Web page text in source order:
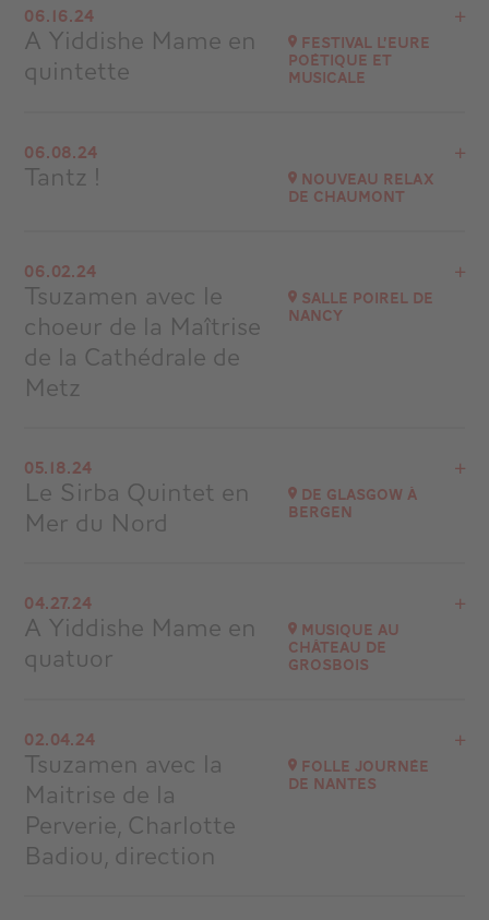
Théâtre des Abesses - Paris
at 20H30
Go to site
06.16.24
A Yiddishe Mame en
quintette
Festival l’Eure
poétique et
musicale
Breteuil-sur-Iton
at16H00
06.08.24
Tantz ! Nouveau Relax
de Chaumont
Chaumont
at20H30
Go to site
06.02.24
Tsuzamen avec le
choeur de la Maîtrise
de la Cathédrale de
Metz
Salle Poirel de
Nancy
Salle Poirel de Nancy
Go to site
05.18.24
Le Sirba Quintet en
Mer du Nord
De Glasgow à
Bergen
Croisière Ponant Radio Classique
Go to site
04.27.24
A Yiddishe Mame en
quatuor
Musique au
Château de
Grosbois
Musique au Château de Grosbois
at16H30
Buy your tickets
02.04.24
Tsuzamen avec la
Maitrise de la
Perverie, Charlotte
Badiou, direction
Folle Journée
de Nantes